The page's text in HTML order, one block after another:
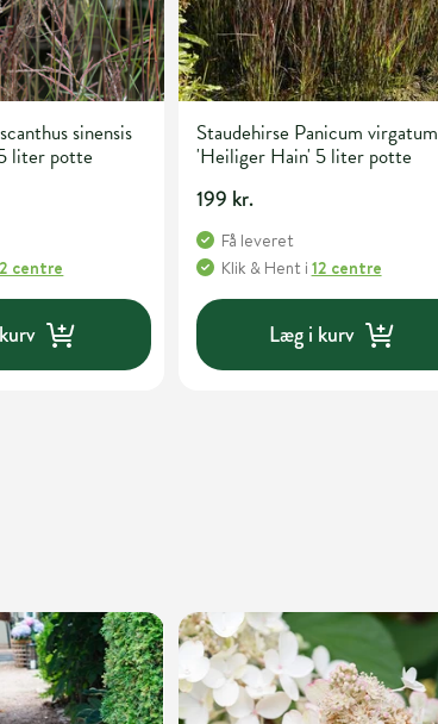
sinensis
liter potte
centre
Staudehirse Panicum virgatum
'Heiliger Hain' 5 liter potte
199 kr.
Få leveret
Klik & Hent i 12 centre
Læg i kurv